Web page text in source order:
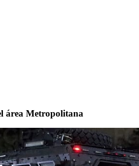
área Metropolitana